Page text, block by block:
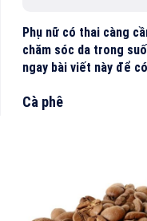
Phụ nữ có thai càng
chăm sóc da trong
ngay bài viết này để
Cà phê